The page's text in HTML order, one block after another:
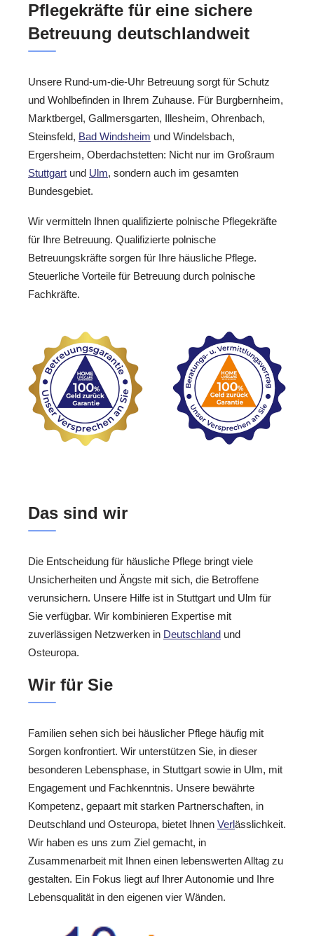
Pflegekräfte für eine sichere
Betreuung deutschlandweit
Unsere Rund-um-die-Uhr Betreuung sorgt für Schutz
und Wohlbefinden in Ihrem Zuhause. Für Burgbernheim,
Marktbergel, Gallmersgarten, Illesheim, Ohrenbach,
Steinsfeld, Bad Windsheim und Windelsbach,
Ergersheim, Oberdachstetten: Nicht nur im Großraum
Stuttgart und Ulm, sondern auch im gesamten
Bundesgebiet.
Wir vermitteln Ihnen qualifizierte polnische Pflegekräfte
für Ihre Betreuung. Qualifizierte polnische
Betreuungskräfte sorgen für Ihre häusliche Pflege.
Steuerliche Vorteile für Betreuung durch polnische
Fachkräfte.
Das sind wir
Die Entscheidung für häusliche Pflege bringt viele
Unsicherheiten und Ängste mit sich, die Betroffene
verunsichern. Unsere Hilfe ist in Stuttgart und Ulm für
Sie verfügbar. Wir kombinieren Expertise mit
zuverlässigen Netzwerken in Deutschland und
Osteuropa.
Wir für Sie
Familien sehen sich bei häuslicher Pflege häufig mit
Sorgen konfrontiert. Wir unterstützen Sie, in dieser
besonderen Lebensphase, in Stuttgart sowie in Ulm, mit
Engagement und Fachkenntnis. Unsere bewährte
Kompetenz, gepaart mit starken Partnerschaften, in
Deutschland und Osteuropa, bietet Ihnen Verlässlichkeit.
Wir haben es uns zum Ziel gemacht, in
Zusammenarbeit mit Ihnen einen lebenswerten Alltag zu
gestalten. Ein Fokus liegt auf Ihrer Autonomie und Ihre
Lebensqualität in den eigenen vier Wänden.